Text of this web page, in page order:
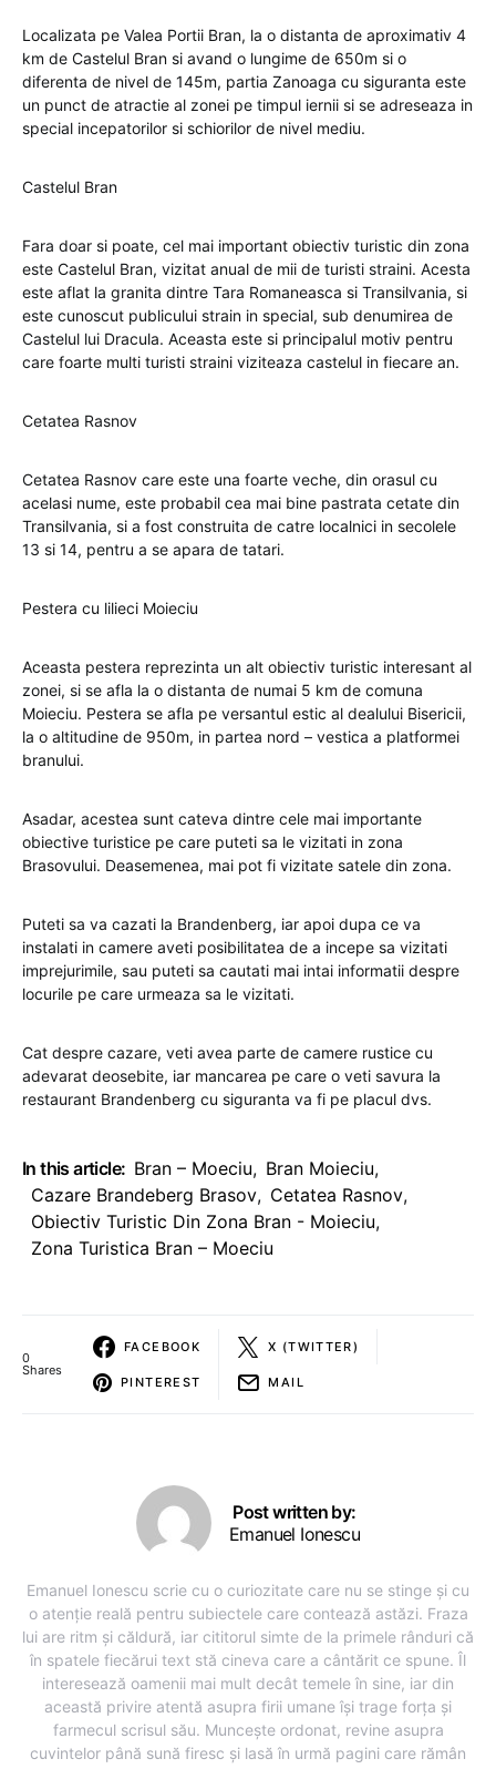
Localizata pe Valea Portii Bran, la o distanta de aproximativ 4
km de Castelul Bran si avand o lungime de 650m si o
diferenta de nivel de 145m, partia Zanoaga cu siguranta este
un punct de atractie al zonei pe timpul iernii si se adreseaza in
special incepatorilor si schiorilor de nivel mediu.
Castelul Bran
Fara doar si poate, cel mai important obiectiv turistic din zona
este Castelul Bran, vizitat anual de mii de turisti straini. Acesta
este aflat la granita dintre Tara Romaneasca si Transilvania, si
este cunoscut publicului strain in special, sub denumirea de
Castelul lui Dracula. Aceasta este si principalul motiv pentru
care foarte multi turisti straini viziteaza castelul in fiecare an.
Cetatea Rasnov
Cetatea Rasnov care este una foarte veche, din orasul cu
acelasi nume, este probabil cea mai bine pastrata cetate din
Transilvania, si a fost construita de catre localnici in secolele
13 si 14, pentru a se apara de tatari.
Pestera cu lilieci Moieciu
Aceasta pestera reprezinta un alt obiectiv turistic interesant al
zonei, si se afla la o distanta de numai 5 km de comuna
Moieciu. Pestera se afla pe versantul estic al dealului Bisericii,
la o altitudine de 950m, in partea nord – vestica a platformei
branului.
Asadar, acestea sunt cateva dintre cele mai importante
obiective turistice pe care puteti sa le vizitati in zona
Brasovului. Deasemenea, mai pot fi vizitate satele din zona.
Puteti sa va cazati la Brandenberg, iar apoi dupa ce va
instalati in camere aveti posibilitatea de a incepe sa vizitati
imprejurimile, sau puteti sa cautati mai intai informatii despre
locurile pe care urmeaza sa le vizitati.
Cat despre cazare, veti avea parte de camere rustice cu
adevarat deosebite, iar mancarea pe care o veti savura la
restaurant Brandenberg cu siguranta va fi pe placul dvs.
In this article: Bran – Moeciu, Bran Moieciu,
Cazare Brandeberg Brasov, Cetatea Rasnov,
Obiectiv Turistic Din Zona Bran - Moieciu,
Zona Turistica Bran – Moeciu
0
Shares
FACEBOOK X (TWITTER)
PINTEREST MAIL
Post written by:
Emanuel Ionescu
Emanuel Ionescu scrie cu o curiozitate care nu se stinge și cu
o atenție reală pentru subiectele care contează astăzi. Fraza
lui are ritm și căldură, iar cititorul simte de la primele rânduri că
în spatele fiecărui text stă cineva care a cântărit ce spune. Îl
interesează oamenii mai mult decât temele în sine, iar din
această privire atentă asupra firii umane își trage forța și
farmecul scrisul său. Muncește ordonat, revine asupra
cuvintelor până sună firesc și lasă în urmă pagini care rămân